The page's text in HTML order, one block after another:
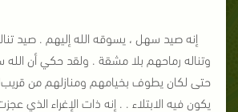
إنه صيد سهل ، يسوقه الله إليهم . صيد
وتناله رماحهم بلا مشقة . ولقد حكي أن
حتى لكان يطوف بخيامهم ومنازلهم من قريب! .
يكون فيه الابتلاء . . إنه ذات الإغراء الذي